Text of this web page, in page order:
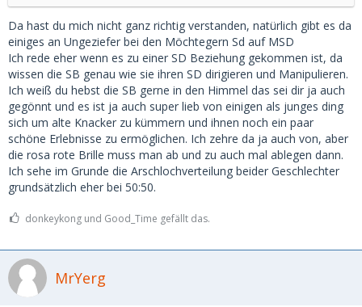
Da hast du mich nicht ganz richtig verstanden, natürlich gibt es da
einiges an Ungeziefer bei den Möchtegern Sd auf MSD
Ich rede eher wenn es zu einer SD Beziehung gekommen ist, da
wissen die SB genau wie sie ihren SD dirigieren und Manipulieren.
Ich weiß du hebst die SB gerne in den Himmel das sei dir ja auch
gegönnt und es ist ja auch super lieb von einigen als junges ding
sich um alte Knacker zu kümmern und ihnen noch ein paar
schöne Erlebnisse zu ermöglichen. Ich zehre da ja auch von, aber
die rosa rote Brille muss man ab und zu auch mal ablegen dann.
Ich sehe im Grunde die Arschlochverteilung beider Geschlechter
grundsätzlich eher bei 50:50.
donkeykong und Good_Time gefällt das.
MrYerg